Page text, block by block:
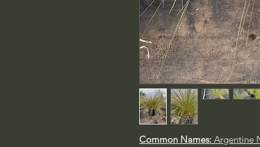
Common Names: Argentine